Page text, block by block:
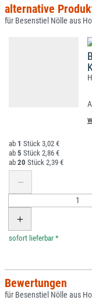
alternative
für Besenstiel Nölle aus
1
3,02 €
5
2,86 €
20
2,39 €
*
Bewertungen
für Besenstiel Nölle aus